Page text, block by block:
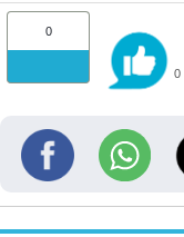
0
0